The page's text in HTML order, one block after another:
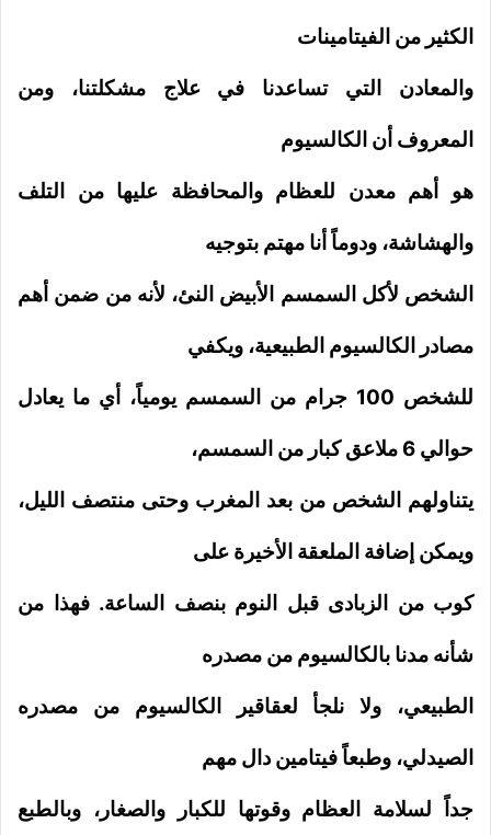
الكثير من الفيتامينات
والمعادن التي تساعدنا في علاج مشكلتنا، ومن
المعروف أن الكالسيوم
هو أهم معدن للعظام والمحافظة عليها من التلف
والهشاشة، ودوماً أنا مهتم بتوجيه
الشخص لأكل السمسم الأبيض النئ، لأنه من ضمن أهم
مصادر الكالسيوم الطبيعية، ويكفي
للشخص 100 جرام من السمسم يومياً، أي ما يعادل
حوالي 6 ملاعق كبار من السمسم،
يتناولهم الشخص من بعد المغرب وحتى منتصف الليل،
ويمكن إضافة الملعقة الأخيرة على
كوب من الزبادى قبل النوم بنصف الساعة. فهذا من
شأنه مدنا بالكالسيوم من مصدره
الطبيعي، ولا نلجأ لعقاقير الكالسيوم من مصدره
الصيدلي، وطبعاً فيتامين دال مهم
جداً لسلامة العظام وقوتها للكبار والصغار، وبالطبع